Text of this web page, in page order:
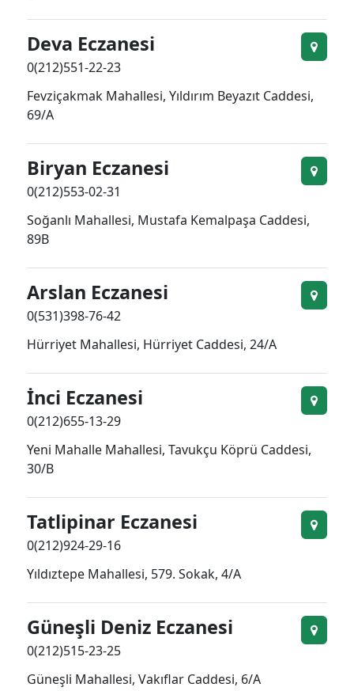
Deva Eczanesi
0(212)551-22-23
Fevziçakmak Mahallesi, Yıldırım Beyazıt Caddesi,
69/A
Biryan Eczanesi
0(212)553-02-31
Soğanlı Mahallesi, Mustafa Kemalpaşa Caddesi,
89B
Arslan Eczanesi
0(531)398-76-42
Hürriyet Mahallesi, Hürriyet Caddesi, 24/A
İnci Eczanesi
0(212)655-13-29
Yeni Mahalle Mahallesi, Tavukçu Köprü Caddesi,
30/B
Tatlipinar Eczanesi
0(212)924-29-16
Yıldıztepe Mahallesi, 579. Sokak, 4/A
Güneşli Deniz Eczanesi
0(212)515-23-25
Güneşli Mahallesi, Vakıflar Caddesi, 6/A